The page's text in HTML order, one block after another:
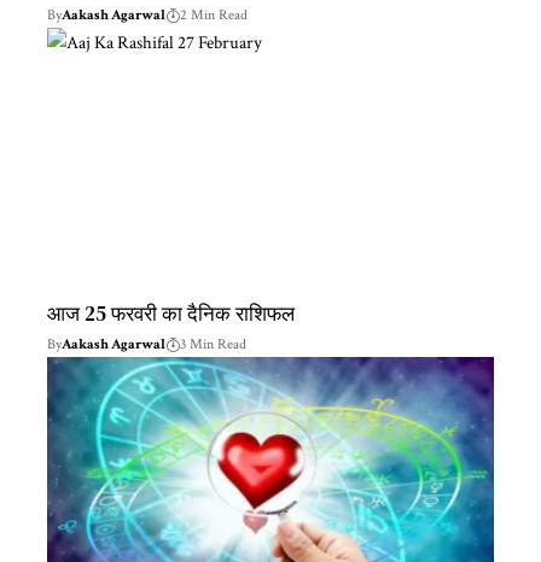
ByAakash Agarwal 2 Min Read
आज 25 फरवरी का दैनिक राशिफल
ByAakash Agarwal 3 Min Read